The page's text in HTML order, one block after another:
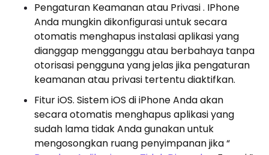
Pengaturan Keamanan atau Privasi . IPhone
Anda mungkin dikonfigurasi untuk secara
otomatis menghapus instalasi aplikasi yang
dianggap mengganggu atau berbahaya tanpa
otorisasi pengguna yang jelas jika pengaturan
keamanan atau privasi tertentu diaktifkan.
Fitur iOS. Sistem iOS di iPhone Anda akan
secara otomatis menghapus aplikasi yang
sudah lama tidak Anda gunakan untuk
mengosongkan ruang penyimpanan jika “